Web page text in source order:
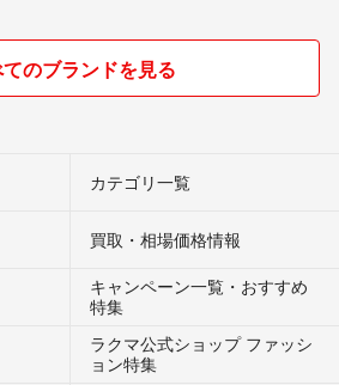
のブランドを見る
カテゴリ一覧
買取・相場価格情報
キャンペーン一覧・おすすめ
特集
ラクマ公式ショップ ファッシ
ョン特集